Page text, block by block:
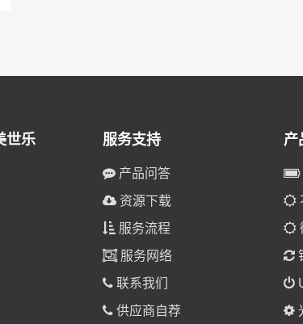
世乐 服务支持
产品问答
资源下载
服务流程
服务网络
联系我们
供应商自荐
产